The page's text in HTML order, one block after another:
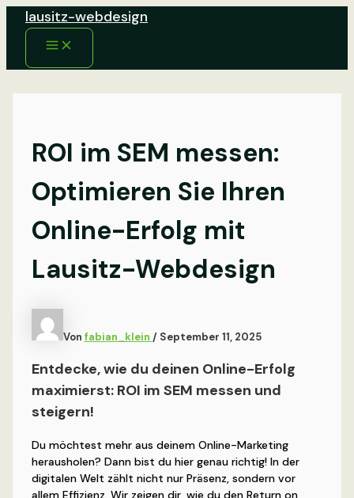
Zum
Inhalt
springen
lausitz-webdesign
Main
Menu
ROI im SEM messen:
Optimieren Sie Ihren
Online-Erfolg mit
Lausitz-Webdesign
Von fabian_klein / September 11, 2025
Entdecke, wie du deinen Online-Erfolg
maximierst: ROI im SEM messen und
steigern!
Du möchtest mehr aus deinem Online-Marketing
herausholen? Dann bist du hier genau richtig! In der
digitalen Welt zählt nicht nur Präsenz, sondern vor
allem Effizienz. Wir zeigen dir, wie du den Return on